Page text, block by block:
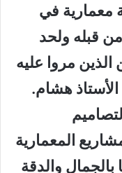
معمارية في
قبله ولحد
الذين مروا عليه
هشام.
المعمارية
بالجمال والدقة